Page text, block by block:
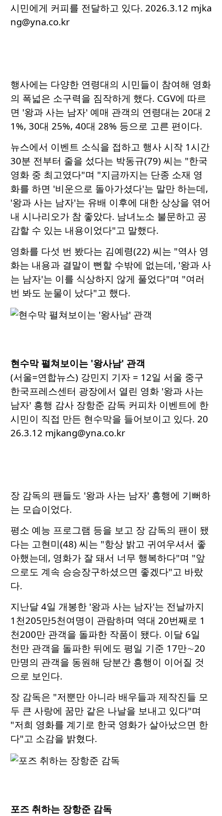
시민에게 커피를 전달하고 있다. 2026.3.12 mjka
ng@yna.co.kr
행사에는 다양한 연령대의 시민들이 참여해 영화
의 폭넓은 소구력을 짐작하게 했다. CGV에 따르
면 '왕과 사는 남자' 예매 관객의 연령대는 20대 2
1%, 30대 25%, 40대 28% 등으로 고른 편이다.
뉴스에서 이벤트 소식을 접하고 행사 시작 1시간
30분 전부터 줄을 섰다는 박동규(79) 씨는 "한국
영화 중 최고였다"며 "지금까지는 단종 소재 영
화를 하면 '비운으로 돌아가셨다'는 말만 하는데,
'왕과 사는 남자'는 유배 이후에 대한 상상을 엮어
내 시나리오가 참 좋았다. 남녀노소 불문하고 공
감할 수 있는 내용이었다"고 말했다.
영화를 다섯 번 봤다는 김예령(22) 씨는 "역사 영
화는 내용과 결말이 뻔할 수밖에 없는데, '왕과 사
는 남자'는 이를 식상하지 않게 풀었다"며 "여러
번 봐도 눈물이 났다"고 했다.
현수막 펼쳐보이는 '왕사남' 관객
(서울=연합뉴스) 강민지 기자 = 12일 서울 중구
한국프레스센터 광장에서 열린 영화 '왕과 사는
남자' 흥행 감사 장항준 감독 커피차 이벤트에 한
시민이 직접 만든 현수막을 들어보이고 있다. 20
26.3.12 mjkang@yna.co.kr
장 감독의 팬들도 '왕과 사는 남자' 흥행에 기뻐하
는 모습이었다.
평소 예능 프로그램 등을 보고 장 감독의 팬이 됐
다는 고현미(48) 씨는 "항상 밝고 귀여우셔서 좋
아했는데, 영화가 잘 돼서 너무 행복하다"며 "앞
으로도 계속 승승장구하셨으면 좋겠다"고 바랐
다.
지난달 4일 개봉한 '왕과 사는 남자'는 전날까지
1천205만5천여명이 관람하며 역대 20번째로 1
천200만 관객을 돌파한 작품이 됐다. 이달 6일
천만 관객을 돌파한 뒤에도 평일 기준 17만∼20
만명의 관객을 동원해 당분간 흥행이 이어질 것
으로 보인다.
장 감독은 "저뿐만 아니라 배우들과 제작진들 모
두 큰 사랑에 꿈만 같은 나날을 보내고 있다"며
"저희 영화를 계기로 한국 영화가 살아났으면 한
다"고 소감을 밝혔다.
포즈 취하는 장항준 감독